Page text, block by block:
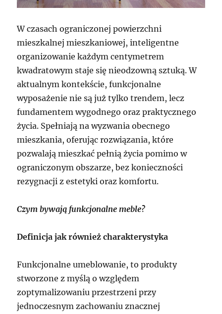
W czasach ograniczonej powierzchni
mieszkalnej mieszkaniowej, inteligentne
organizowanie każdym centymetrem
kwadratowym staje się nieodzowną sztuką. W
aktualnym kontekście, funkcjonalne
wyposażenie nie są już tylko trendem, lecz
fundamentem wygodnego oraz praktycznego
życia. Spełniają na wyzwania obecnego
mieszkania, oferując rozwiązania, które
pozwalają mieszkać pełnią życia pomimo w
ograniczonym obszarze, bez konieczności
rezygnacji z estetyki oraz komfortu.
Czym bywają funkcjonalne meble?
Definicja jak również charakterystyka
Funkcjonalne umeblowanie, to produkty
stworzone z myślą o względem
zoptymalizowaniu przestrzeni przy
jednoczesnym zachowaniu znacznej